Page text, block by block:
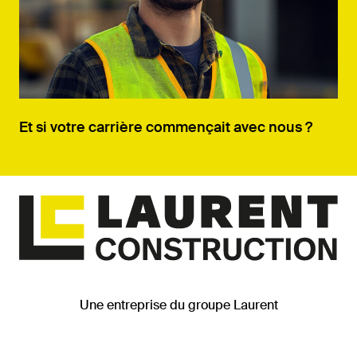
Et si votre carrière commençait avec nous ?
Une entreprise du groupe Laurent